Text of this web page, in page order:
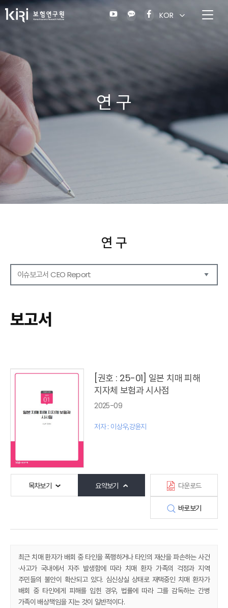
KOR
연 구
연 구
이슈보고서 CEO Report
CEO Brief
영상자료
보고서
[권호 : 25-01] 일본 치매 피해
지자체 보험과 시사점
2025-09
저자 : 이상우,강윤지
목차보기 요약보기 다운로드
바로보기
최근 치매 환자가 배회 중 타인을 폭행하거나 타인의 재산을 파손하는 사건
·사고가 국내에서 자주 발생함에 따라 치매 환자 가족의 걱정과 지역
주민들의 불안이 확산되고 있다. 심신상실 상태로 재택중인 치매 환자가
배회 중 타인에게 피해를 입힌 경우, 법률에 따라 그를 감독하는 간병
가족이 배상책임을 지는 것이 일반적이다.